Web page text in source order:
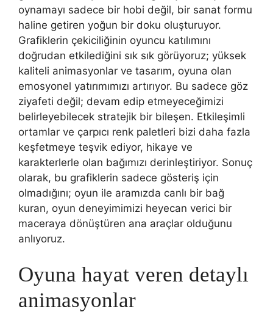
oynamayı sadece bir hobi değil, bir sanat formu
haline getiren yoğun bir doku oluşturuyor.
Grafiklerin çekiciliğinin oyuncu katılımını
doğrudan etkilediğini sık sık görüyoruz; yüksek
kaliteli animasyonlar ve tasarım, oyuna olan
emosyonel yatırımımızı artırıyor. Bu sadece göz
ziyafeti değil; devam edip etmeyeceğimizi
belirleyebilecek stratejik bir bileşen. Etkileşimli
ortamlar ve çarpıcı renk paletleri bizi daha fazla
keşfetmeye teşvik ediyor, hikaye ve
karakterlerle olan bağımızı derinleştiriyor. Sonuç
olarak, bu grafiklerin sadece gösteriş için
olmadığını; oyun ile aramızda canlı bir bağ
kuran, oyun deneyimimizi heyecan verici bir
maceraya dönüştüren ana araçlar olduğunu
anlıyoruz.
Oyuna hayat veren detaylı
animasyonlar